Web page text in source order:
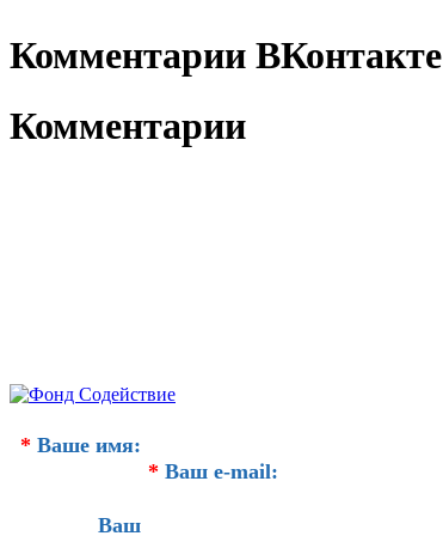
Комментарии ВКонтакте
Комментарии
* Ваше имя:
* Ваш e-mail:
Ваш